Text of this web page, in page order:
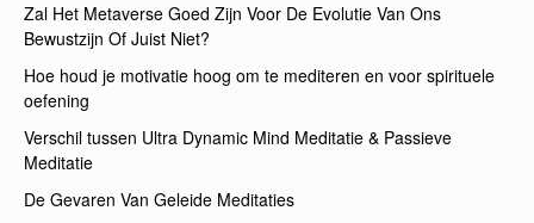
Zal Het Metaverse Goed Zijn Voor De Evolutie Van Ons
Bewustzijn Of Juist Niet?
Hoe houd je motivatie hoog om te mediteren en voor spirituele
oefening
Verschil tussen Ultra Dynamic Mind Meditatie & Passieve
Meditatie
De Gevaren Van Geleide Meditaties